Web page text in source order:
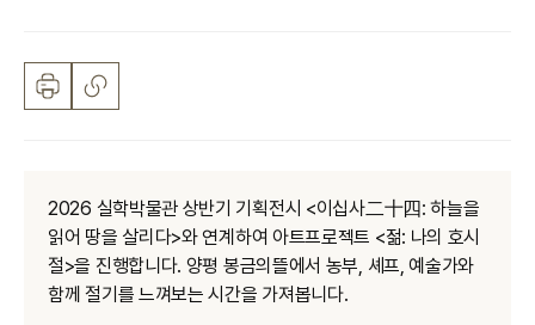
2026 실학박물관 상반기 기획전시 <이십사二十四:하늘을
읽어 땅을 살리다>와 연계하여 아트프로젝트 <젊: 나의 호시
절>을 진행합니다. 양평 봉금의뜰에서 농부 셰프 ,예술가와
함께 절기를 느껴보는 시간을 가져봅니다.